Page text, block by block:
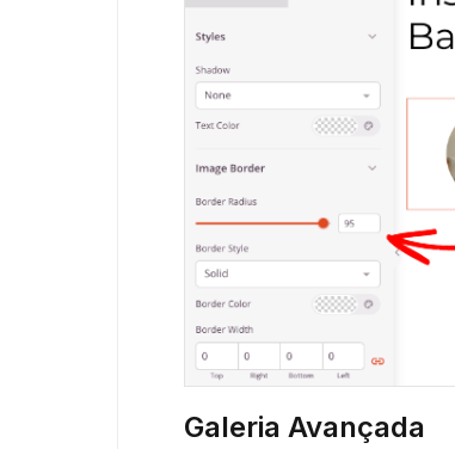
Galeria Avançada